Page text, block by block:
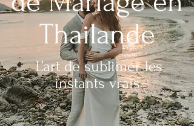
Thailande
L’art de sublimer les
instants vrais